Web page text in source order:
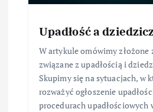
Upadłość a
W artykule omówimy złożone
związane z upadłością i
Skupimy się na sytuacjach, w
rozważyć ogłoszenie
procedurach upadłościowych